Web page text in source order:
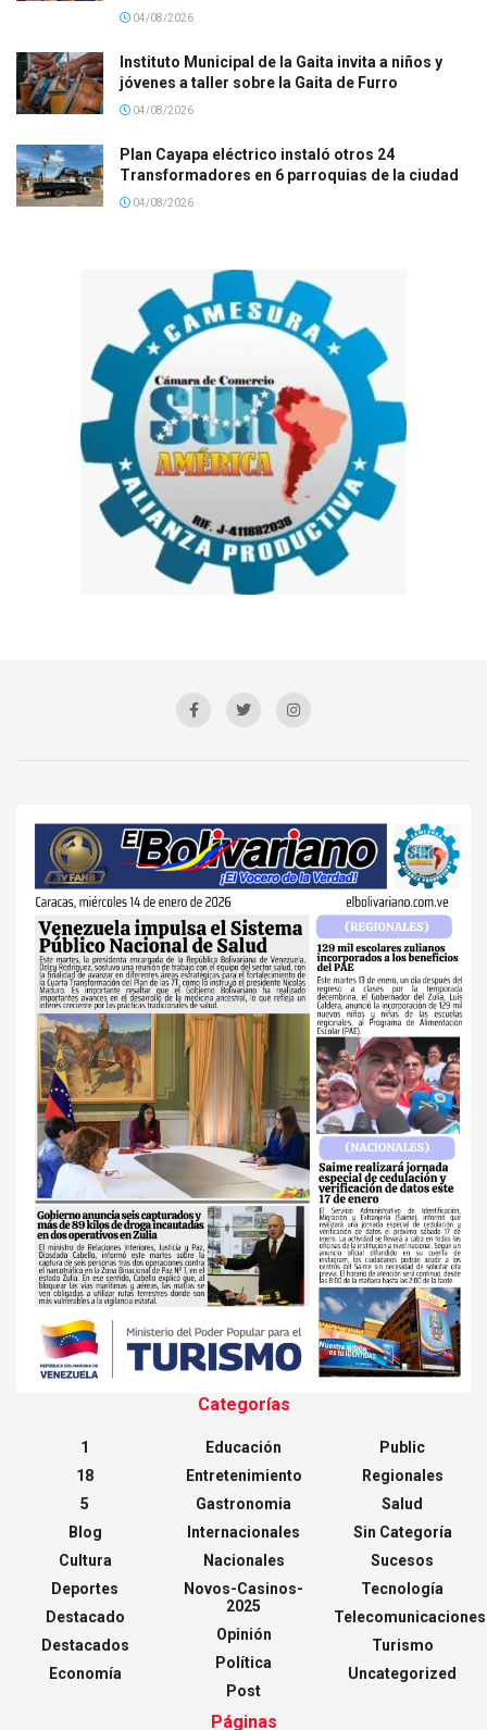
04/08/2026
Instituto Municipal de la Gaita invita a niños y
jóvenes a taller sobre la Gaita de Furro
04/08/2026
Plan Cayapa eléctrico instaló otros 24
Transformadores en 6 parroquias de la ciudad
04/08/2026
Categorías
1
18
5
Blog
Cultura
Deportes
Destacado
Destacados
Economía
Educación
Entretenimiento
Gastronomia
Internacionales
Nacionales
Novos-Casinos-
2025
Opinión
Política
Post
Public
Regionales
Salud
Sin Categoría
Sucesos
Tecnología
Telecomunicaciones
Turismo
Uncategorized
Páginas